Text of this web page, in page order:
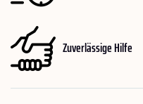
Zuverlässige Hilfe